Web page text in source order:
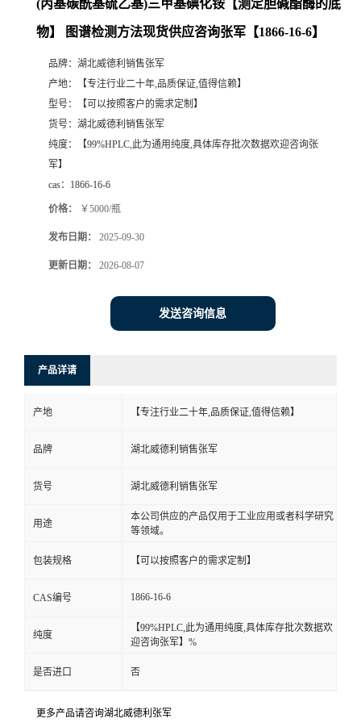
(丙基碳酰基硫乙基)三甲基碘化铵【测定胆碱酯酶的底
物】 图谱检测方法现货供应咨询张军【1866-16-6】
品牌： 湖北威德利销售张军
产地：
【专注行业二十年,品质保证,值得信赖】
型号：
【可以按照客户的需求定制】
货号： 湖北威德利销售张军
纯度：
【99%HPLC,此为通用纯度,具体库存批次数据欢迎咨询张
军】
cas： 1866-16-6
价格： ￥5000/瓶
发布日期： 2025-09-30
更新日期： 2026-08-07
发送咨询信息
产品详请
产地 【专注行业二十年,品质保证,值得信赖】
品牌 湖北威德利销售张军
货号 湖北威德利销售张军
用途
本公司供应的产品仅用于工业应用或者科学研究
等领域。
包装规格 【可以按照客户的需求定制】
CAS编号 1866-16-6
纯度
【99%HPLC,此为通用纯度,具体库存批次数据欢
迎咨询张军】%
是否进口 否
更多产品请咨询湖北威德利张军